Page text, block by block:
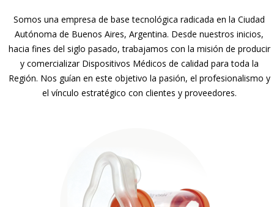
Somos una empresa de base tecnológica radicada en la Ciudad
Autónoma de Buenos Aires, Argentina. Desde nuestros inicios,
hacia fines del siglo pasado, trabajamos con la misión de producir
y comercializar Dispositivos Médicos de calidad para toda la
Región. Nos guían en este objetivo la pasión, el profesionalismo y
el vínculo estratégico con clientes y proveedores.